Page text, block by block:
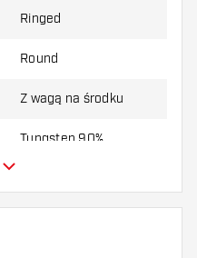
Ringed
Round
Z wagą na środku
Tungsten 90%